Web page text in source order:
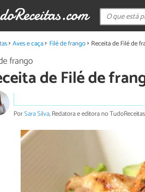
Aves e caça Filé de frango Receita de Filé de
frango
de Filé de
PorSara Silva, Redatora e editora no